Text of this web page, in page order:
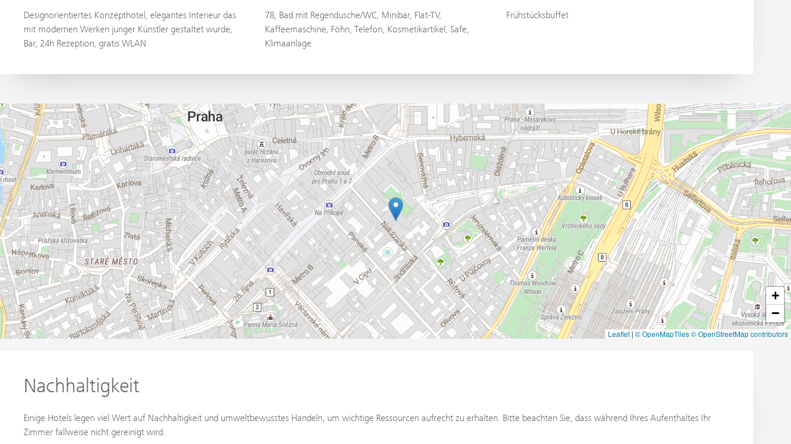
Designorientiertes Konzepthotel, elegantes Interieur das
mit modernen Werken junger Künstler gestaltet wurde,
Bar, 24h Rezeption, gratis WLAN
78, Bad mit Regendusche/WC, Minibar, Flat-TV,
Kaffeemaschine, Föhn, Telefon, Kosmetikartikel, Safe,
Klimaanlage
Frühstücksbuffet
+
−
Leaflet | © OpenMapTiles© OpenStreetMap contributors
Nachhaltigkeit
Einige Hotels legen viel Wert auf Nachhaltigkeit und umweltbewusstes Handeln, um wichtige Ressourcen aufrecht zu erhalten. Bitte beachten Sie, dass während Ihres Aufenthaltes Ihr
Zimmer fallweise nicht gereinigt wird.